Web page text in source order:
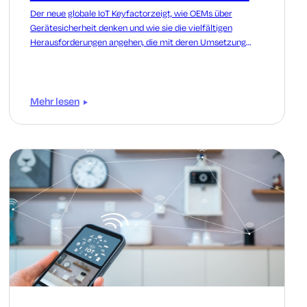
Der neue globale IoT Keyfactorzeigt, wie OEMs über
Gerätesicherheit denken und wie sie die vielfältigen
Herausforderungen angehen, die mit deren Umsetzung
Mehr lesen